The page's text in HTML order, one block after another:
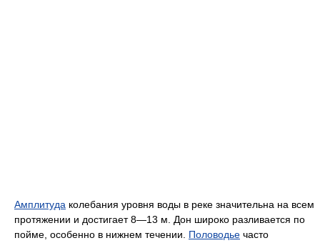
Амплитуда колебания уровня воды в реке значительна на всем
протяжении и достигает 8—13 м. Дон широко разливается по
пойме, особенно в нижнем течении. Половодье часто